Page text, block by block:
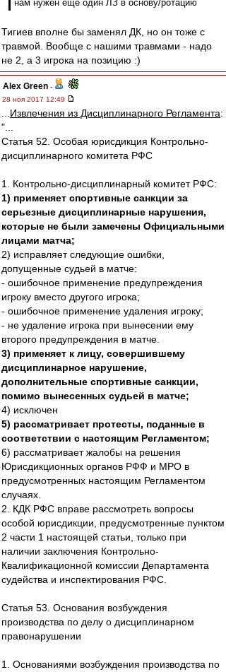
нам нужен еще один ЛЗ в основу/ротацию
Тигиев вполне бы заменял ДК, но он тоже с
травмой. Вообще с нашими травмами - надо
не 2, а 3 игрока на позицию :)
Alex Green -
28 ноя 2017 12:49
Извлечения из Дисциплинарного Регламента:
"...
Статья 52. Особая юрисдикция Контрольно-
дисциплинарного комитета РФС
1. Контрольно-дисциплинарный комитет РФС:
1) применяет спортивные санкции за
серьезные дисциплинарные нарушения,
которые не были замечены Официальными
лицами матча;
2) исправляет следующие ошибки,
допущенные судьей в матче:
- ошибочное применение предупреждения
игроку вместо другого игрока;
- ошибочное применение удаления игроку;
- не удаление игрока при вынесении ему
второго предупреждения в матче.
3) применяет к лицу, совершившему
дисциплинарное нарушение,
дополнительные спортивные санкции,
помимо вынесенных судьей в матче;
4) исключен
5) рассматривает протесты, поданные в
соответствии с настоящим Регламентом;
6) рассматривает жалобы на решения
Юрисдикционных органов РФФ и МРО в
предусмотренных настоящим Регламентом
случаях.
2. КДК РФС вправе рассмотреть вопросы
особой юрисдикции, предусмотренные пунктом
2 части 1 настоящей статьи, только при
наличии заключения Контрольно-
Квалификационной комиссии Департамента
судейства и инспектирования РФС.
Статья 53. Основания возбуждения
производства по делу о дисциплинарном
правонарушении
1. Основаниями возбуждения производства по